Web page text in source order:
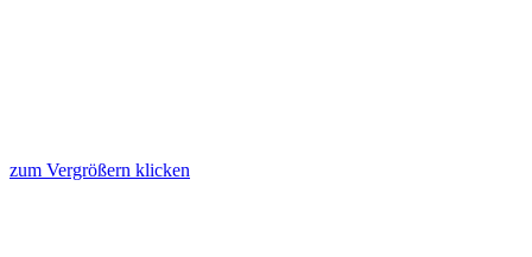
zum Vergrößern klicken